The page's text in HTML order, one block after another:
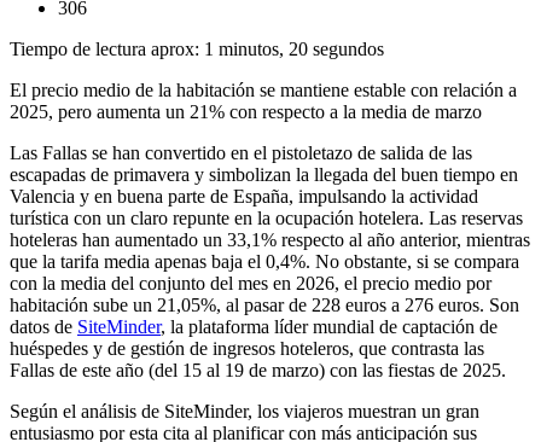
306
Tiempo de lectura aprox: 1 minutos, 20 segundos
El precio medio de la habitación se mantiene estable con relación a
2025, pero aumenta un 21% con respecto a la media de marzo
Las Fallas se han convertido en el pistoletazo de salida de las
escapadas de primavera y simbolizan la llegada del buen tiempo en
Valencia y en buena parte de España, impulsando la actividad
turística con un claro repunte en la ocupación hotelera. Las reservas
hoteleras han aumentado un 33,1% respecto al año anterior, mientras
que la tarifa media apenas baja el 0,4%. No obstante, si se compara
con la media del conjunto del mes en 2026, el precio medio por
habitación sube un 21,05%, al pasar de 228 euros a 276 euros. Son
datos de SiteMinder, la plataforma líder mundial de captación de
huéspedes y de gestión de ingresos hoteleros, que contrasta las
Fallas de este año (del 15 al 19 de marzo) con las fiestas de 2025.
Según el análisis de SiteMinder, los viajeros muestran un gran
entusiasmo por esta cita al planificar con más anticipación sus